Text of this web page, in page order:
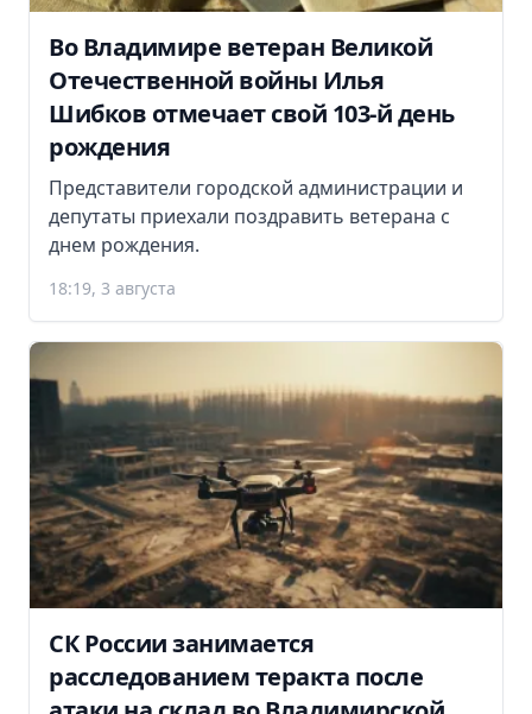
Во Владимире ветеран Великой
Отечественной войны Илья
Шибков отмечает свой 103-й день
рождения
Представители городской администрации и
депутаты приехали поздравить ветерана с
днем рождения.
18:19, 3 августа
СК России занимается
расследованием теракта после